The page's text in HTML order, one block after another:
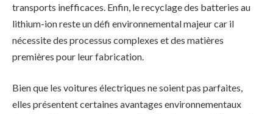
transports inefficaces. Enfin, le recyclage des batteries au
lithium-ion reste un défi environnemental majeur car il
nécessite des processus complexes et des matières
premières pour leur fabrication.
Bien que les voitures électriques ne soient pas parfaites,
elles présentent certaines avantages environnementaux